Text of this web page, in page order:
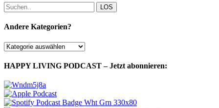
LOS
Andere Kategorien?
Andere
HAPPY LIVING PODCAST – Jetzt abonnieren: